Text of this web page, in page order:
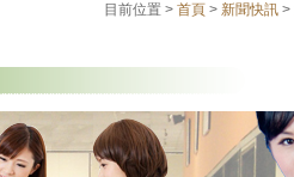
目前位置 > 首頁 > 新聞快訊 >